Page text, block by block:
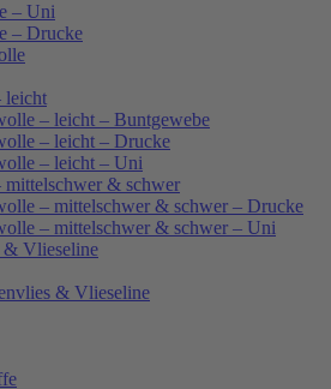
– Uni
– Drucke
leicht
– leicht – Buntgewebe
– leicht – Drucke
– leicht – Uni
mittelschwer & schwer
– mittelschwer & schwer – Drucke
– mittelschwer & schwer – Uni
& Vlieseline
& Vlieseline